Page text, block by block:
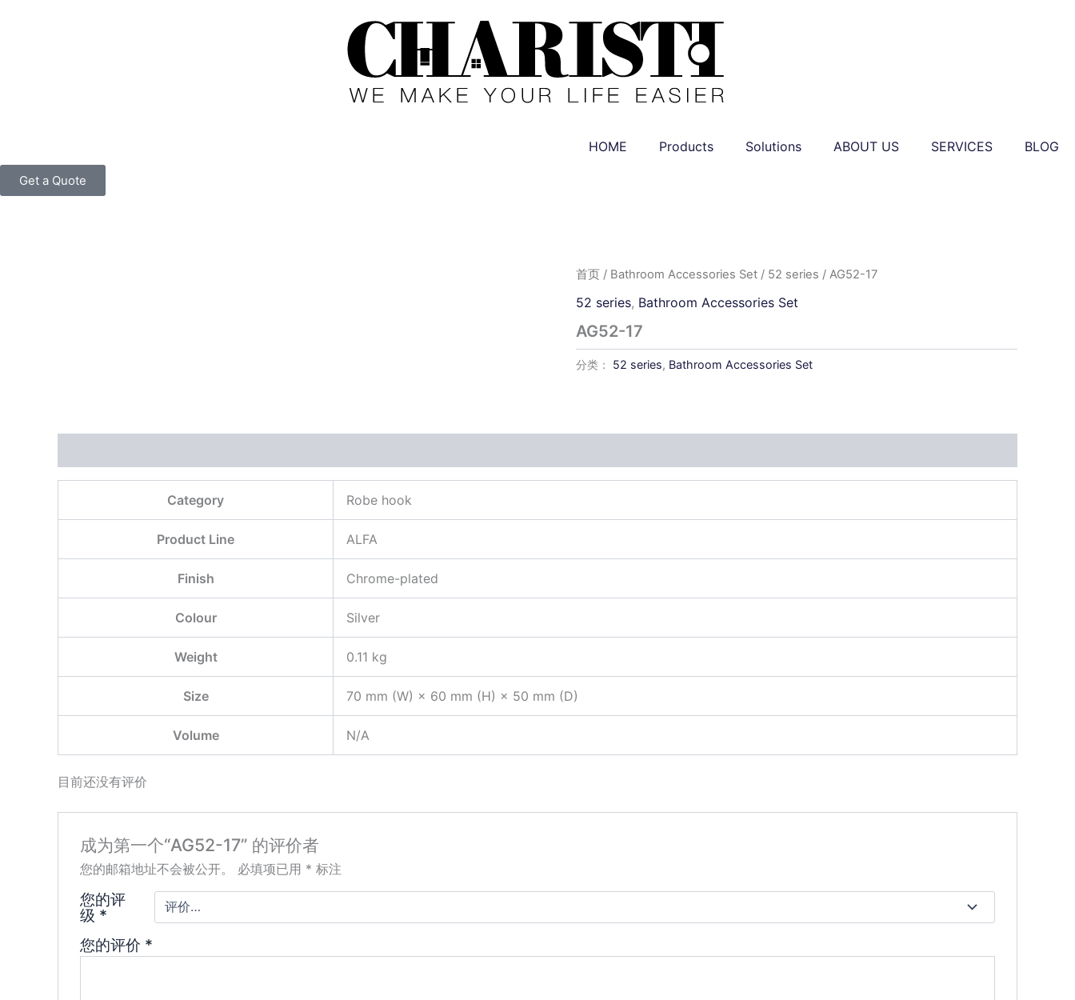
HOME Products Solutions ABOUT US SERVICES BLOG
Get a Quote
首页 / Bathroom Accessories Set / 52 series / AG52-17
52 series, Bathroom Accessories Set
AG52-17
分类： 52 series, Bathroom Accessories Set
Category Robe hook
Product Line ALFA
Finish Chrome-plated
Colour Silver
Weight 0.11 kg
Size 70 mm (W) × 60 mm (H) × 50 mm (D)
Volume N/A
目前还没有评价
成为第一个“AG52-17” 的评价者
您的邮箱地址不会被公开。 必填项已用 * 标注
您的评
级 *
您的评价 *